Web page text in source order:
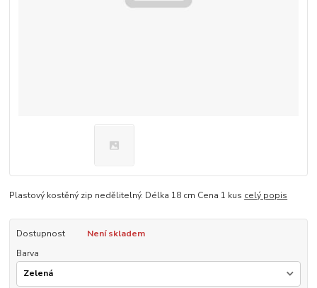
Plastový kostěný zip nedělitelný. Délka 18 cm Cena 1 kus celý popis
Dostupnost
Není skladem
Barva